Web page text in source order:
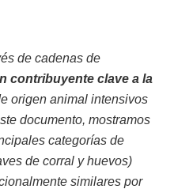
de cadenas de
contribuyente clave a la
origen animal intensivos
documento, mostramos
categorías de
de corral y huevos)
similares por